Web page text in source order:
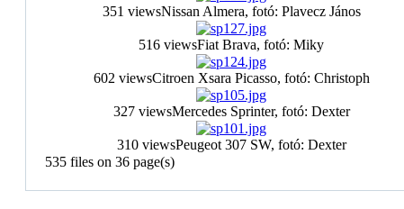
351 viewsNissan Almera, fotó: Plavecz János
516 viewsFiat Brava, fotó: Miky
602 viewsCitroen Xsara Picasso, fotó: Christoph
327 viewsMercedes Sprinter, fotó: Dexter
310 viewsPeugeot 307 SW, fotó: Dexter
535 files on 36 page(s)